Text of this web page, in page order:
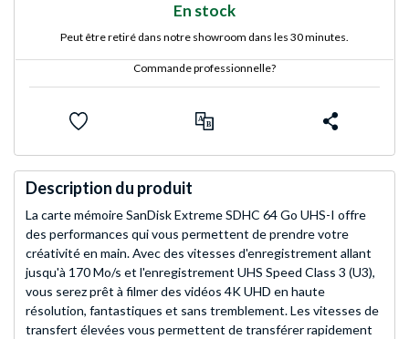
En stock
Peut être retiré dans notre showroom dans les 30 minutes.
Commande professionnelle?
Description du produit
La carte mémoire SanDisk Extreme SDHC 64 Go UHS-I offre
des performances qui vous permettent de prendre votre
créativité en main. Avec des vitesses d'enregistrement allant
jusqu'à 170 Mo/s et l'enregistrement UHS Speed Class 3 (U3),
vous serez prêt à filmer des vidéos 4K UHD en haute
résolution, fantastiques et sans tremblement. Les vitesses de
transfert élevées vous permettent de transférer rapidement